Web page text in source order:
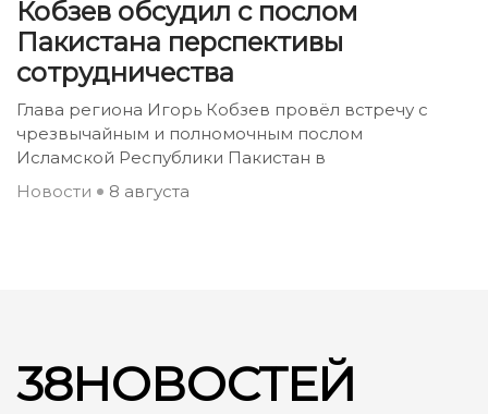
Кобзев обсудил с послом
Пакистана перспективы
сотрудничества
Глава региона Игорь Кобзев провёл встречу с
чрезвычайным и полномочным послом
Исламской Республики Пакистан в
Новости
8 августа
38НОВОСТЕЙ